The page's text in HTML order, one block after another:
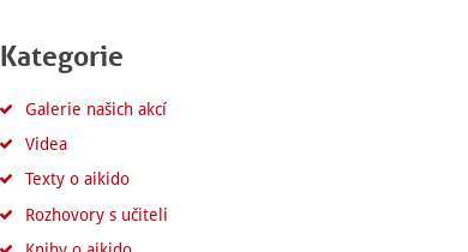
Kategorie
Galerie našich akcí
Videa
Texty o aikido
Rozhovory s učiteli